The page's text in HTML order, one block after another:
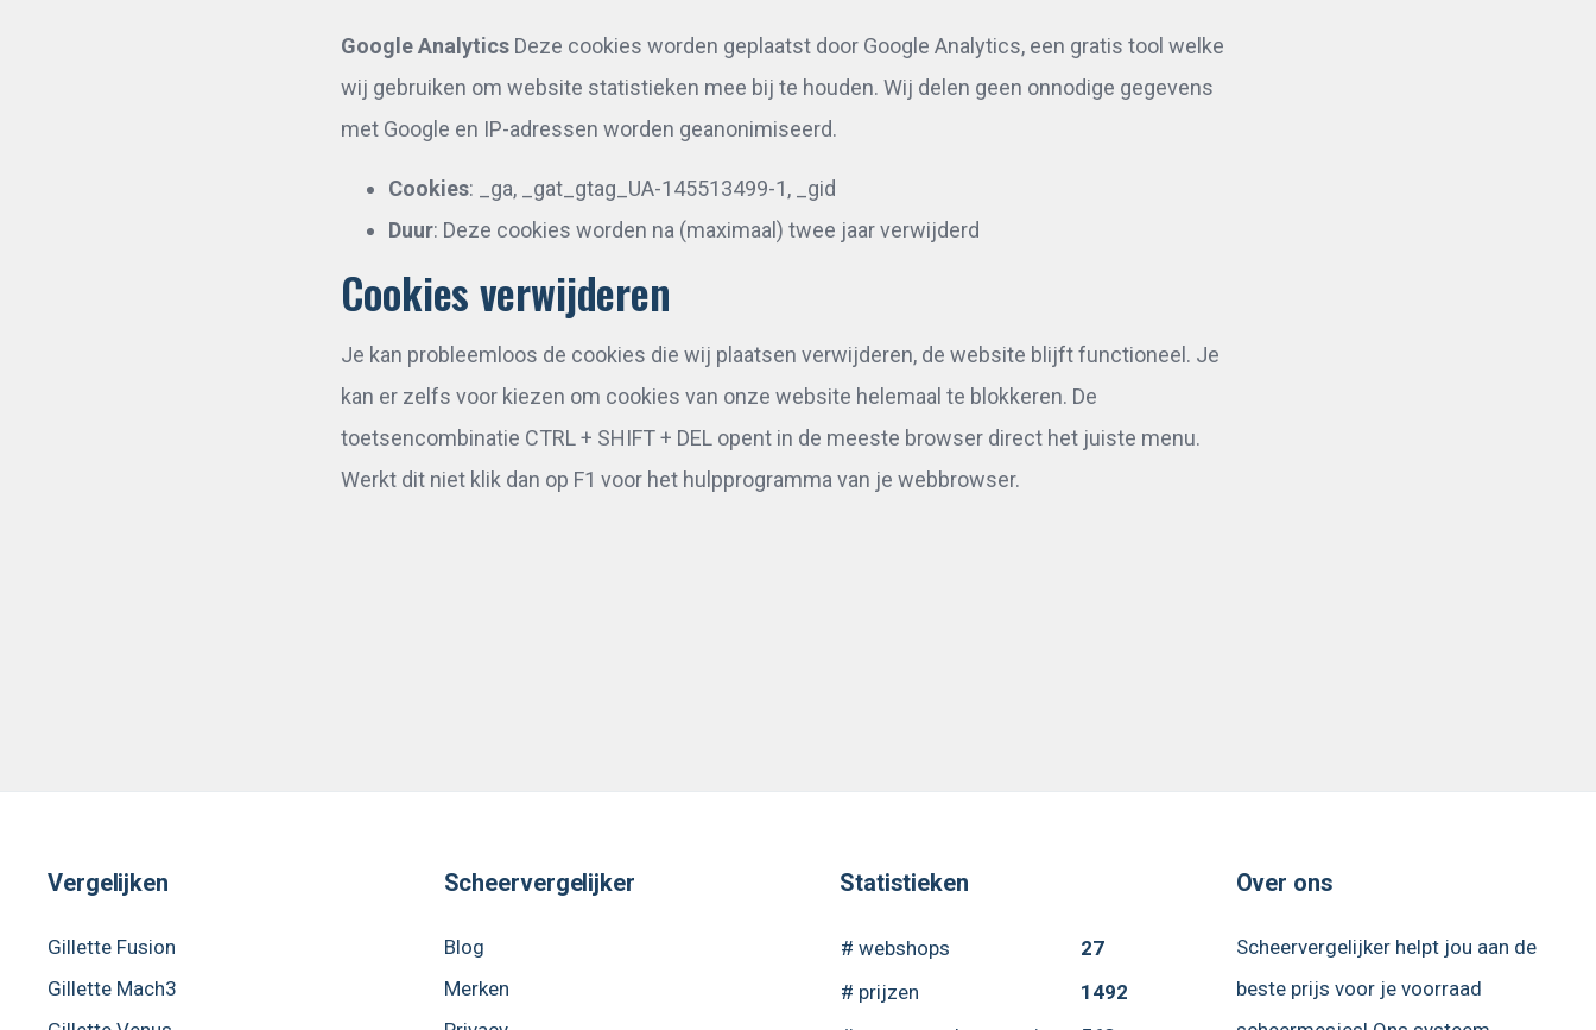
Google Analytics Deze cookies worden geplaatst door Google Analytics, een gratis tool welke
wij gebruiken om website statistieken mee bij te houden. Wij delen geen onnodige gegevens
met Google en IP-adressen worden geanonimiseerd.
Cookies: _ga, _gat_gtag_UA-145513499-1, _gid
Duur: Deze cookies worden na (maximaal) twee jaar verwijderd
Cookies verwijderen
Je kan probleemloos de cookies die wij plaatsen verwijderen, de website blijft functioneel. Je
kan er zelfs voor kiezen om cookies van onze website helemaal te blokkeren. De
toetsencombinatie CTRL + SHIFT + DEL opent in de meeste browser direct het juiste menu.
Werkt dit niet klik dan op F1 voor het hulpprogramma van je webbrowser.
Vergelijken
Gillette Fusion
Gillette Mach3
Scheervergelijker
Blog
Merken
Statistieken
# webshops
27
# prijzen
1492
Over ons
Scheervergelijker helpt jou aan de
beste prijs voor je voorraad